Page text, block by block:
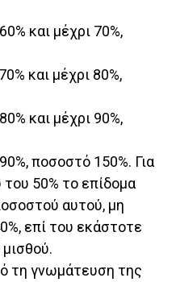
και μέχρι 70%,
και μέχρι 80%,
και μέχρι 90%,
ποσοστό 150%. Για
50% το επίδομα
αυτού, μη
επί του εκάστοτε
τη γνωμάτευση της